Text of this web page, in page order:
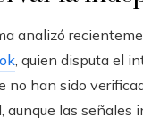
analizó
, quien disputa el
no han sido
las